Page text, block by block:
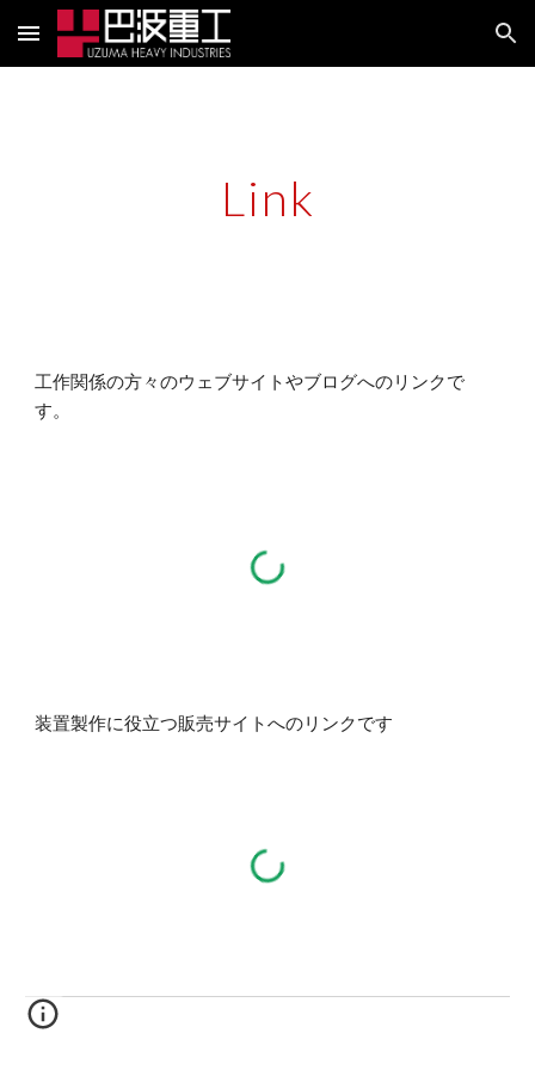
Skip to main content Skip to navigation
Link
工作関係の方々のウェブサイトやブログへのリンクで
す。
装置製作に役立つ販売サイトへのリンクです